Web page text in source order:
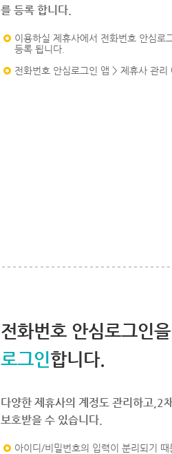
를 등록 합니다.
이용하실 제휴사에서 전화번호 안심로
등록 됩니다.
전화번호 안심로그인 앱 > 제휴사 관리
전화번호 안심로그인
로그인합니다.
다양한 제휴사의 계정도 관리하고,2
보호받을 수 있습니다.
아이디/비밀번호의 입력이 분리되기